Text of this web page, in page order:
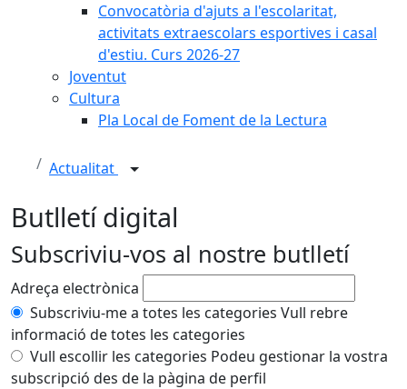
Convocatòria d'ajuts a l'escolaritat,
activitats extraescolars esportives i casal
d'estiu. Curs 2026-27
Joventut
Cultura
Pla Local de Foment de la Lectura
Actualitat
Butlletí digital
Subscriviu-vos al nostre butlletí
Adreça electrònica
Subscriviu-me a totes les categories Vull rebre
informació de totes les categories
Vull escollir les categories Podeu gestionar la vostra
subscripció des de la pàgina de perfil